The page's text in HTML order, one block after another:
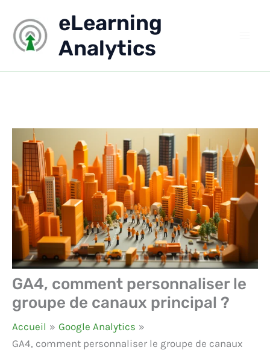
contenu
eLearning
Analytics
GA4, comment personnaliser le
groupe de canaux principal ?
Accueil
Google Analytics
GA4, comment personnaliser le groupe de canaux